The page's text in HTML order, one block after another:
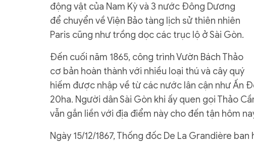
động vật của Nam Kỳ và 3 nước Đông Dương
để chuyển về Viện Bảo tàng lịch sử thiên nhiên
Paris cũng như trồng dọc các trục lộ ở Sài Gòn.
Đến cuối năm 1865, công trình Vườn Bách Thảo
cơ bản hoàn thành với nhiều loại thú và cây quý
hiếm được nhập về từ các nước lân cận như Ấn
20ha. Người dân Sài Gòn khi ấy quen gọi Thảo
vẫn gắn liền với địa điểm này cho đến tận hôm
Ngày 15/12/1867, Thống đốc De La Grandière